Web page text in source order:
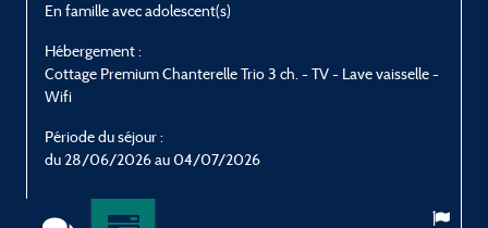
En famille avec adolescent(s)
Hébergement :
Cottage Premium Chanterelle Trio 3 ch. - TV - Lave vaisselle -
Wifi
Période du séjour :
du 28/06/2026 au 04/07/2026